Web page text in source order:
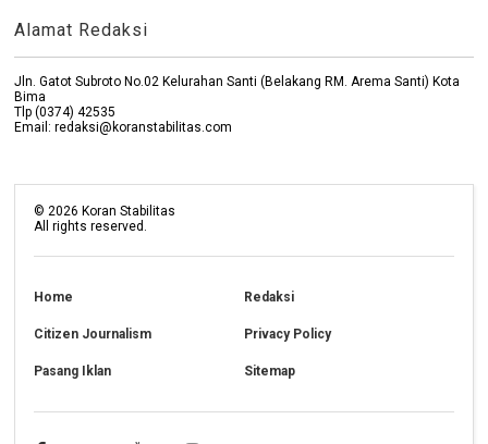
Alamat Redaksi
Jln. Gatot Subroto No.02 Kelurahan Santi (Belakang RM. Arema Santi) Kota
Bima
Tlp (0374) 42535
Email: redaksi@koranstabilitas.com
©2026 Koran Stabilitas
All rights reserved.
Home Redaksi
Citizen Journalism Privacy Policy
Pasang Iklan Sitemap